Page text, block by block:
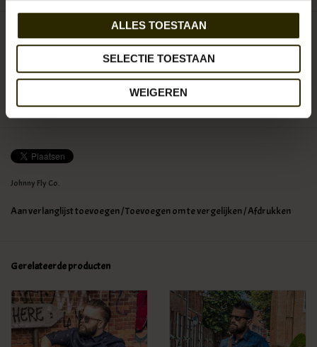
ALLES TOESTAAN
SELECTIE TOESTAAN
WEIGEREN
€259,95Incl. btw
JE BEOORDELING TOEVOEGEN
0sterren op basis van0beoordelingen
Johnny Fly Co.
Aan verlanglijst toevoegen/Toevoegen om te vergelijken/Afdrukken
Gerelateerde producten